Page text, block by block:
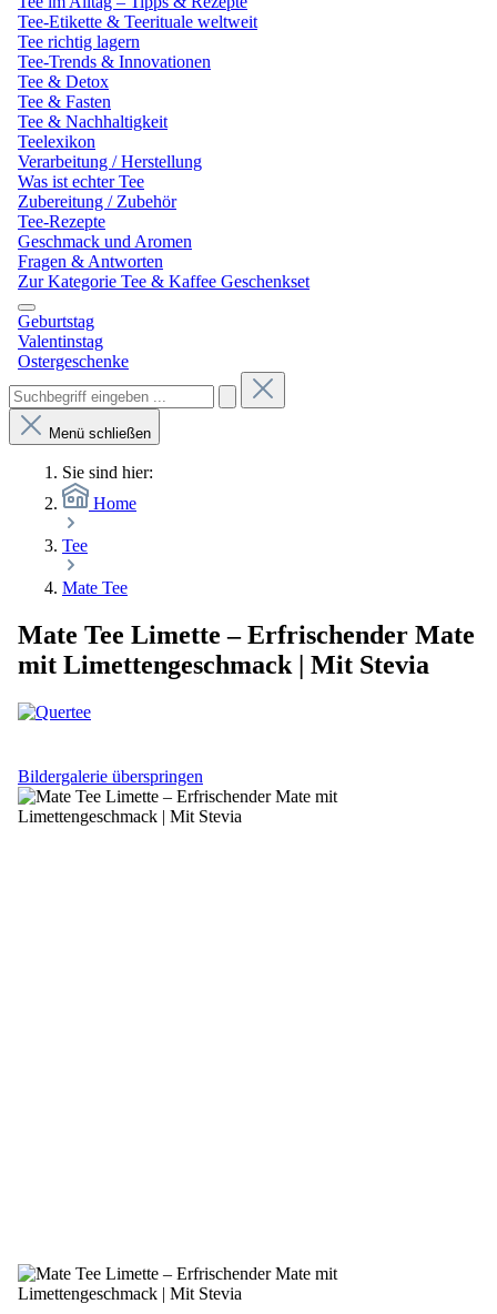
Tee-Etikette & Teerituale weltweit
Tee richtig lagern
Tee-Trends & Innovationen
Tee & Detox
Tee & Fasten
Tee & Nachhaltigkeit
Teelexikon
Verarbeitung / Herstellung
Was ist echter Tee
Zubereitung / Zubehör
Tee-Rezepte
Geschmack und Aromen
Fragen & Antworten
Zur Kategorie Tee & Kaffee Geschenkset
Geburtstag
Valentinstag
Ostergeschenke
Menü schließen
Sie sind hier:
Home
Tee
Mate Tee
Mate Tee Limette – Erfrischender Mate
mit Limettengeschmack | Mit Stevia
Bildergalerie überspringen